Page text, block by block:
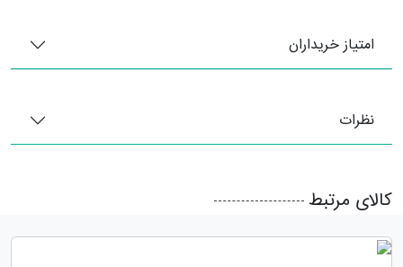
امتیاز خریداران
نظرات
کالای مرتبط